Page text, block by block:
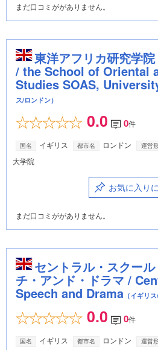
まだ口コミががありません。
東洋アフリカ研究学院
/ the School of Oriental
Studies SOAS,
ス/ロンドン）
0.0 0件
国名 イギリス 都市名 ロンドン 運営
大学院
お気に入り
まだ口コミががありません。
セントラル・スクー
チ・アンド・ドラマ /
Speech and Drama （イギリ
0.0 0件
国名 イギリス 都市名 ロンドン 運営